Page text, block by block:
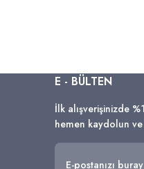
E - BÜLTEN
İlk alışverişinizde
hemen kaydolun ve